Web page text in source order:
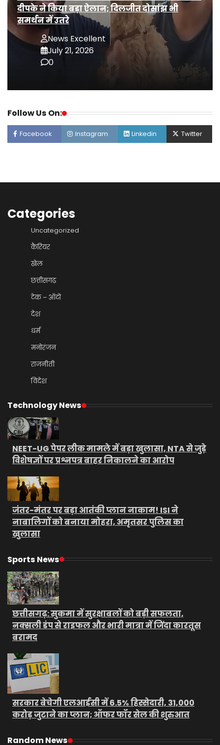
दीपके ने किया बड़ा ऐलान; दिलजीत दोसांझ भी
समर्थन में उतरे
News Excellent
July 21, 2026
0
Follow Us On:
Facebook Instagram Linkedin Twitter
Categories
Uncategorized
कैरियर
खेल
छत्तीसगढ़
टेक – ऑटो
देश
धर्म
मनोरंजन
राजनीती
विदेश
Technology News
NEET-UG पेपर लीक मामले में बड़ा खुलासा, NTA से जुड़े
विशेषज्ञों पर प्रश्नपत्र बाहर निकालने का आरोप
जंतर-मंतर पर बड़ा आतंकी प्लान नाकाम! ISI ने
नाबालिगों को बनाया मोहरा, अमृतसर पुलिस का
खुलासा
Sports News
छत्तीसगढ़: सुकमा में सुरक्षाबलों को बड़ी सफलता,
नक्सली डंप से राइफल और भारी मात्रा में जिंदा कारतूस
बरामद
सरकार बेचेगी एलआईसी में 6.5% हिस्सेदारी, 31,000
करोड़ जुटाने का प्लान; ऑफर फॉर सेल की शुरुआत
Random News